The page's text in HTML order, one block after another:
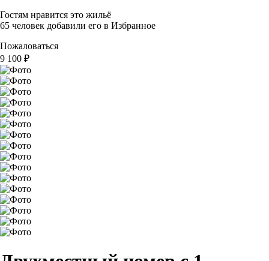
Гостям нравится это жильё
65 человек добавили его в Избранное
Пожаловаться
9 100 ₽